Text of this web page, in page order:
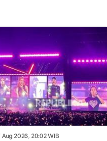
Aug 2026, 20:02 WIB